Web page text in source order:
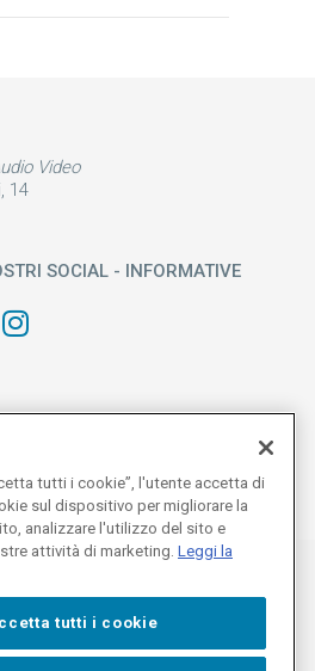
Video
14
SOCIAL - INFORMATIVE
|Privacy Policy|Cookie Policy
tutti i cookie”, l'utente accetta di
sul dispositivo per migliorare la
analizzare l'utilizzo del sito e
attività di marketing. Leggi la
tutti i cookie